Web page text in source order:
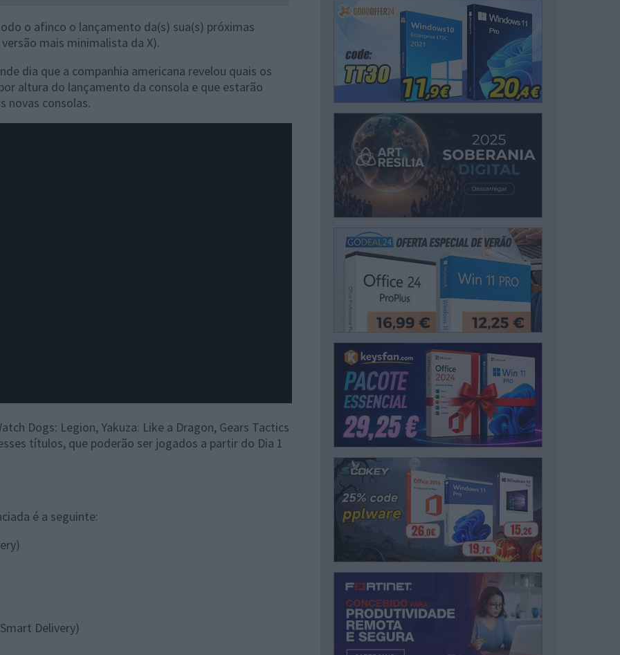
o afinco o lançamento da(s) sua(s) próximas
versão mais minimalista da X).
dia que a companhia americana revelou quais os
altura do lançamento da consola e que estarão
novas consolas.
Dogs: Legion, Yakuza: Like a Dragon, Gears Tactics
títulos, que poderão ser jogados a partir do Dia 1
é a seguinte:
Delivery)